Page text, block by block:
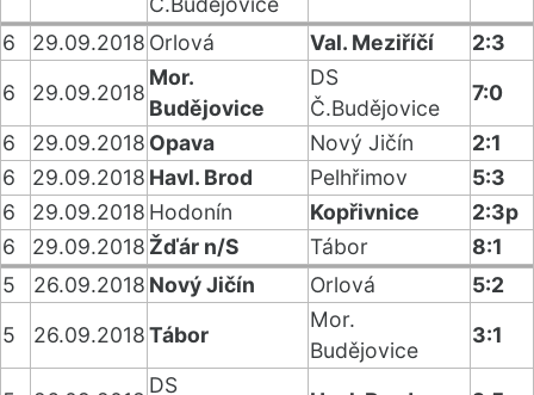
6 29.09.2018 Orlová Val. Meziříčí
2:3
6
29.09.2018
Mor.
Budějovice
DS
Č.Budějovice
7:0
6
29.09.2018 Opava Nový Jičín
2:1
6
29.09.2018 Havl. Brod Pelhřimov
5:3
6
29.09.2018 Hodonín Kopřivnice
2:3p
6
29.09.2018 Žďár n/S Tábor
8:1
5
26.09.2018 Nový Jičín Orlová
5:2
5
26.09.2018Tábor
Mor.
Budějovice
3:1
DS